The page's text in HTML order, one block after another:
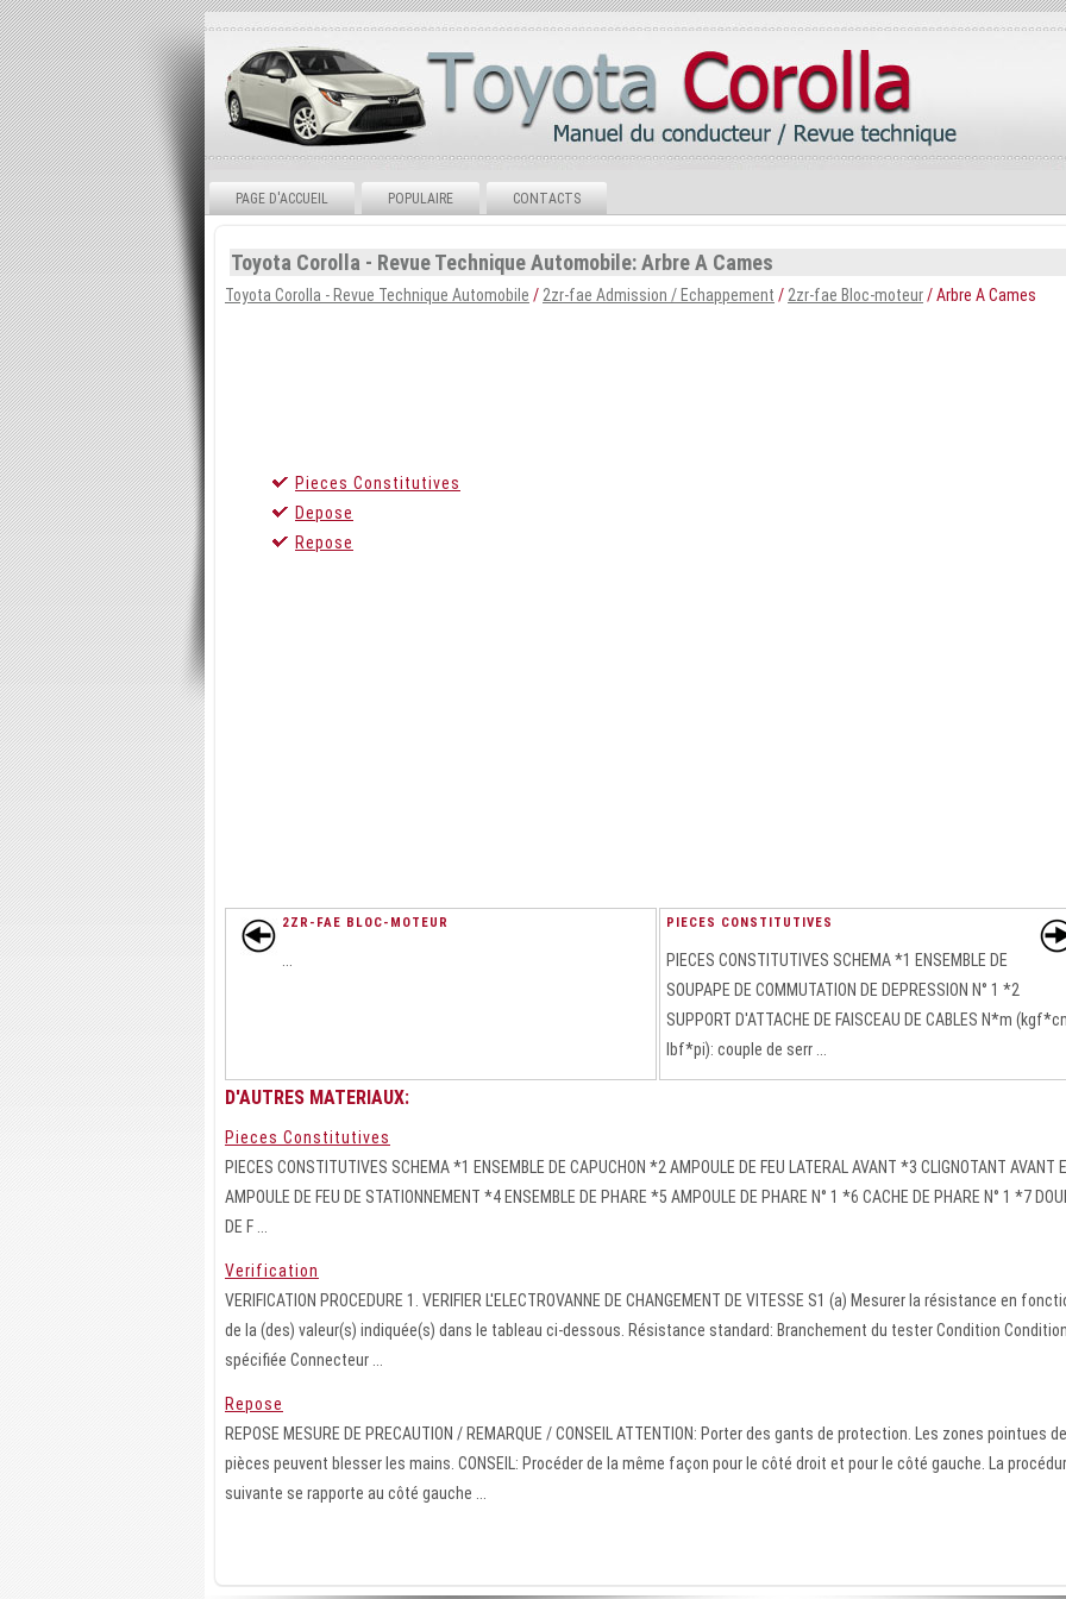
PAGE D'ACCUEIL POPULAIRE CONTACTS
Toyota Corolla - Revue Technique Automobile: Arbre A Cames
Toyota Corolla - Revue Technique Automobile / 2zr-fae Admission / Echappement / 2zr-fae Bloc-moteur/ Arbre A Cames
Pieces Constitutives
Depose
Repose
2ZR-FAE BLOC-MOTEUR PIECES CONSTITUTIVES
PIECES CONSTITUTIVES SCHEMA *1 ENSEMBLE DE
SOUPAPE DE COMMUTATION DE DEPRESSION N° 1 *2
SUPPORT D'ATTACHE DE FAISCEAU DE CABLES N*m
lbf*pi): couple de serr ...
D'AUTRES MATERIAUX:
Pieces Constitutives
PIECES CONSTITUTIVES SCHEMA *1 ENSEMBLE DE CAPUCHON *2 AMPOULE DE FEU LATERAL AVANT *3 CLIGNOTANT AVANT
AMPOULE DE FEU DE STATIONNEMENT *4 ENSEMBLE DE PHARE *5 AMPOULE DE PHARE N° 1 *6 CACHE DE PHARE N° 1 *7
DE F ...
Verification
VERIFICATION PROCEDURE 1. VERIFIER L'ELECTROVANNE DE CHANGEMENT DE VITESSE S1 (a) Mesurer la résistance en
de la (des) valeur(s) indiquée(s) dans le tableau ci-dessous. Résistance standard: Branchement du tester Condition
spécifiée Connecteur ...
Repose
REPOSE MESURE DE PRECAUTION / REMARQUE / CONSEIL ATTENTION: Porter des gants de protection. Les zones pointues
pièces peuvent blesser les mains. CONSEIL: Procéder de la même façon pour le côté droit et pour le côté gauche. La
suivante se rapporte au côté gauche ...